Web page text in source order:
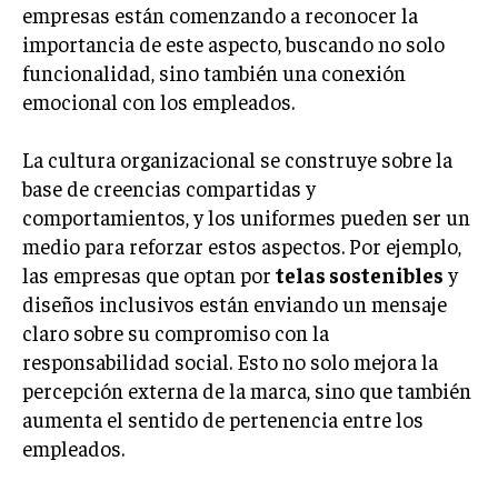
COMUNICACIÓN CORPORATIVA
GESTIÓN DE MARCA
INVESTIGACIÓN DE MERCADO
ANÁLISIS DE COMPETENCIA
GESTIÓN DE CLIENTES
EMPRENDIMIENTO
INNOVACIÓN EMPRESARIAL
GESTIÓN DEL CAMBIO
LIDERAZGO
HABILIDADES DIRECTIVAS
EMPRENDIMIENTO
empresas están comenzando a reconocer la
importancia de este aspecto, buscando no solo
funcionalidad, sino también una conexión
emocional con los empleados.
La cultura organizacional se construye sobre la
base de creencias compartidas y
comportamientos, y los uniformes pueden ser un
medio para reforzar estos aspectos. Por ejemplo,
las empresas que optan por telas sostenibles y
diseños inclusivos están enviando un mensaje
claro sobre su compromiso con la
responsabilidad social. Esto no solo mejora la
percepción externa de la marca, sino que también
aumenta el sentido de pertenencia entre los
empleados.